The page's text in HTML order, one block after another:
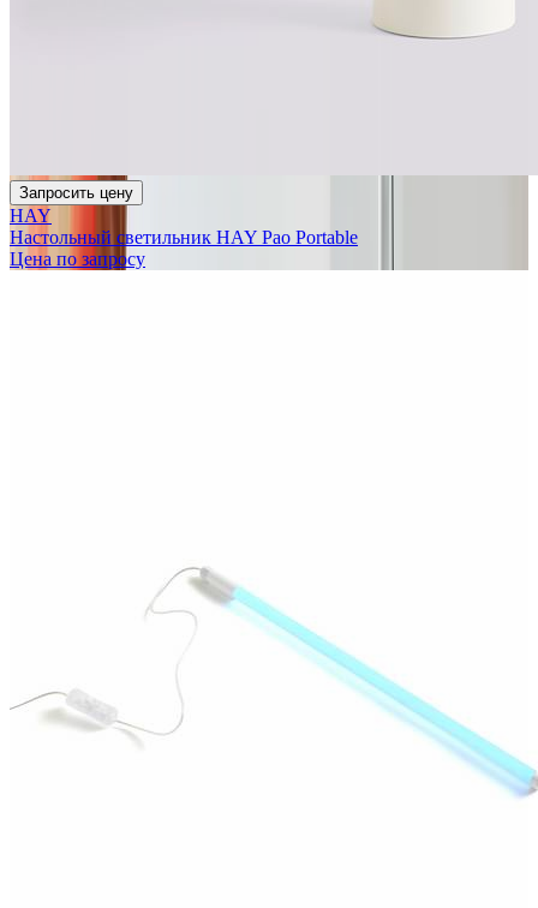
Запросить цену
HAY
Настольный светильник HAY Pao Portable
Цена по запросу